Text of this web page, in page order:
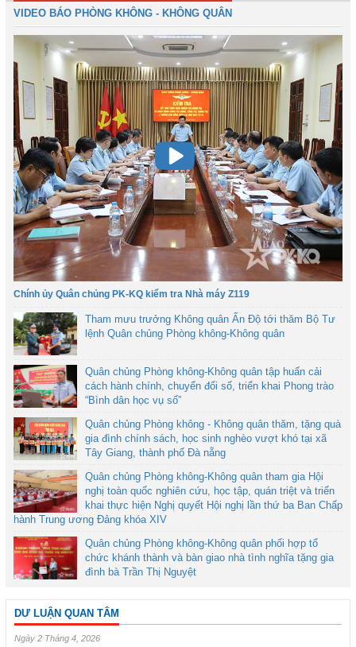
VIDEO BÁO PHÒNG KHÔNG - KHÔNG QUÂN
Chính ủy Quân chủng PK-KQ kiểm tra Nhà máy Z119
Tham mưu trưởng Không quân Ấn Độ tới thăm Bộ Tư
lệnh Quân chủng Phòng không-Không quân
Quân chủng Phòng không-Không quân tập huấn cải
cách hành chính, chuyển đổi số, triển khai Phong trào
“Bình dân học vụ số”
Quân chủng Phòng không - Không quân thăm, tặng quà
gia đình chính sách, học sinh nghèo vượt khó tại xã
Tây Giang, thành phố Đà nẵng
Quân chủng Phòng không-Không quân tham gia Hội
nghị toàn quốc nghiên cứu, học tập, quán triệt và triển
khai thực hiện Nghị quyết Hội nghị lần thứ ba Ban Chấp
hành Trung ương Đảng khóa XIV
Quân chủng Phòng không-Không quân phối hợp tổ
chức khánh thành và bàn giao nhà tình nghĩa tặng gia
đình bà Trần Thị Nguyệt
DƯ LUẬN QUAN TÂM
Ngày 2 Tháng 4, 2026